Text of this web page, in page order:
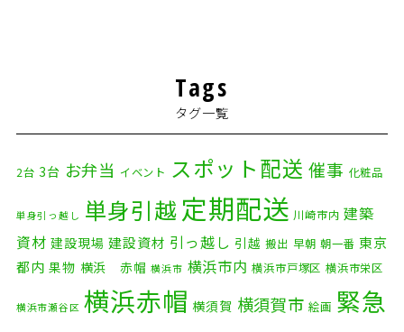
Tags
タグ一覧
2台 3台 お弁当 イベント スポット配送 催事 化粧品
単身引っ越し 単身引越 定期配送 川崎市内 建築
資材 建設現場 建設資材 引っ越し 引越 搬出 早朝 朝一番 東京
都内 果物 横浜 赤帽 横浜市 横浜市内 横浜市戸塚区 横浜市栄区
横浜市瀬谷区 横浜赤帽 横須賀 横須賀市 絵画 緊急